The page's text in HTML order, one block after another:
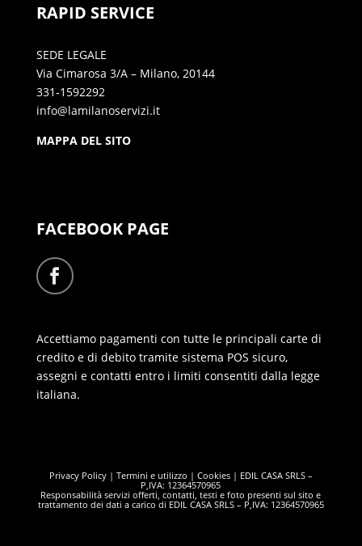
RAPID SERVICE
SEDE LEGALE
Via Cimarosa 3/A – Milano, 20144
331-1592292
info@lamilanoservizi.it
MAPPA DEL SITO
FACEBOOK PAGE
Accettiamo pagamenti con tutte le principali carte di
credito e di debito tramite sistema POS sicuro,
assegni e contatti entro i limiti consentiti dalla legge
italiana.
Privacy Policy | Termini e utilizzo | Cookies | EDIL CASA SRLS –
P,IVA: 12364570965
Responsabilità servizi offerti, contatti, testi e foto presenti sul sito e
trattamento dei dati a carico di EDIL CASA SRLS – P,IVA: 12364570965